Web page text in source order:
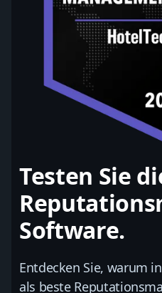
Testen Sie
Software.
Entdecken Sie, warum
als beste